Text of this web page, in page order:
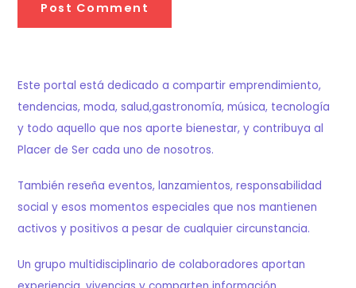
Este portal está dedicado a compartir emprendimiento,
tendencias, moda, salud,gastronomía, música, tecnología
y todo aquello que nos aporte bienestar, y contribuya al
Placer de Ser cada uno de nosotros.
También reseña eventos, lanzamientos, responsabilidad
social y esos momentos especiales que nos mantienen
activos y positivos a pesar de cualquier circunstancia.
Un grupo multidisciplinario de colaboradores aportan